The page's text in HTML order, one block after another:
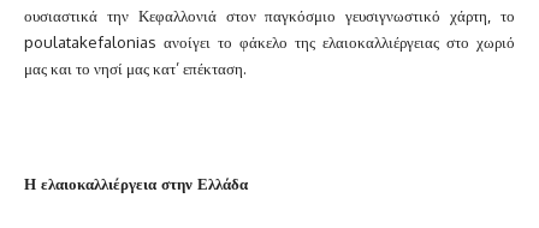
ουσιαστικά την Κεφαλλονιά στον παγκόσμιο γευσιγνωστικό χάρτη, το
poulatakefalonias ανοίγει το φάκελο της ελαιοκαλλιέργειας στο χωριό
μας και το νησί μας κατ’ επέκταση.
Η ελαιοκαλλιέργεια στην Ελλάδα